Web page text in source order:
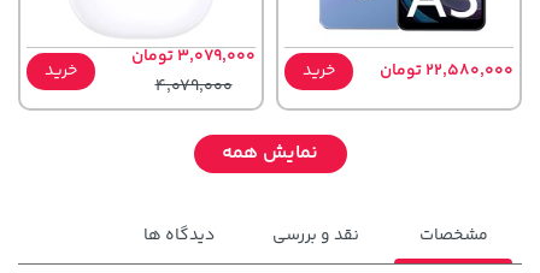
22,580,000 تومان خرید
3,079,000 تومان
4,079,000
خرید
نمایش همه
مشخصات نقد و بررسی دیدگاه ها